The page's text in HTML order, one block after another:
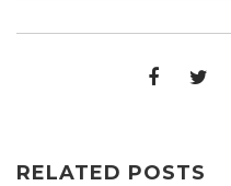
RELATED POSTS